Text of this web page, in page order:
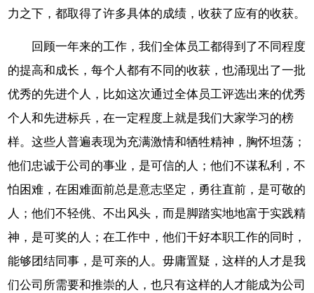
力之下，都取得了许多具体的成绩，收获了应有的收获。
回顾一年来的工作，我们全体员工都得到了不同程度
的提高和成长，每个人都有不同的收获，也涌现出了一批
优秀的先进个人，比如这次通过全体员工评选出来的优秀
个人和先进标兵，在一定程度上就是我们大家学习的榜
样。这些人普遍表现为充满激情和牺牲精神，胸怀坦荡；
他们忠诚于公司的事业，是可信的人；他们不谋私利，不
怕困难，在困难面前总是意志坚定，勇往直前，是可敬的
人；他们不轻佻、不出风头，而是脚踏实地地富于实践精
神，是可奖的人；在工作中，他们干好本职工作的同时，
能够团结同事，是可亲的人。毋庸置疑，这样的人才是我
们公司所需要和推崇的人，也只有这样的人才能成为公司